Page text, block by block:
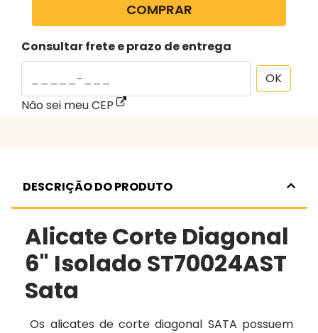
COMPRAR
Consultar frete e prazo de entrega
OK
Não sei meu CEP
DESCRIÇÃO DO PRODUTO
Alicate Corte Diagonal
6" Isolado ST70024AST
Sata
Os alicates de corte diagonal SATA possuem